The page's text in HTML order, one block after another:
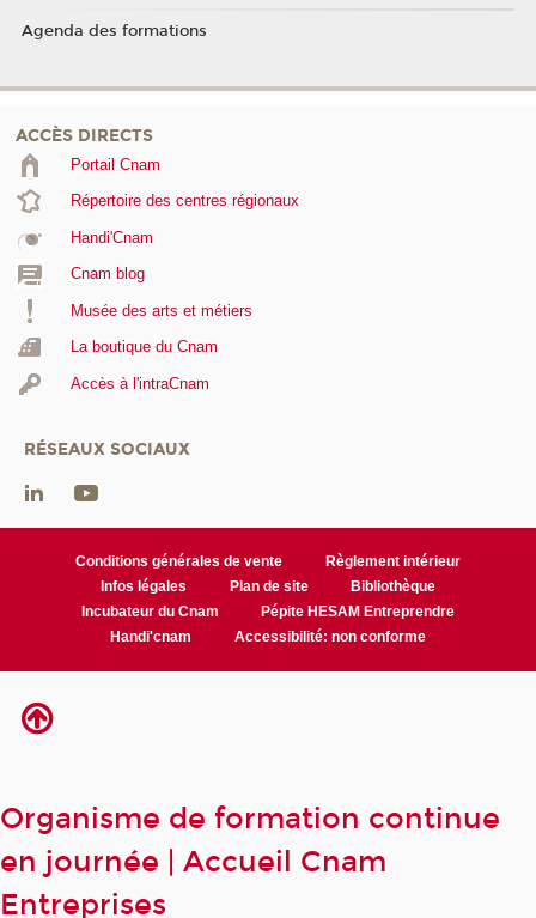
Agenda des formations
ACCÈS DIRECTS
Portail Cnam
Répertoire des centres régionaux
Handi'Cnam
Cnam blog
Musée des arts et métiers
La boutique du Cnam
Accès à l'intraCnam
RÉSEAUX SOCIAUX
Conditions générales de vente
Règlement intérieur
Infos légales
Plan de site
Bibliothèque
Incubateur du Cnam
Pépite HESAM Entreprendre
Handi'cnam
Accessibilité: non conforme
Organisme de formation continue
en journée | Accueil Cnam
Entreprises